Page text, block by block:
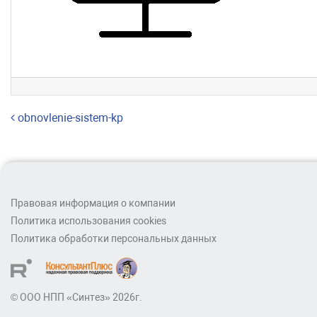
Навигация по записям
obnovlenie-sistem-kp
Правовая информация о компании
Политика использования cookies
Политика обработки персональных данных
© ООО НПП «Синтез» 2026г.